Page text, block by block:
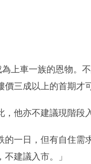
上車一族的恩物。
三成以上的首期才
他亦不建議現階段
的一日，但有自住需
建議入市。」